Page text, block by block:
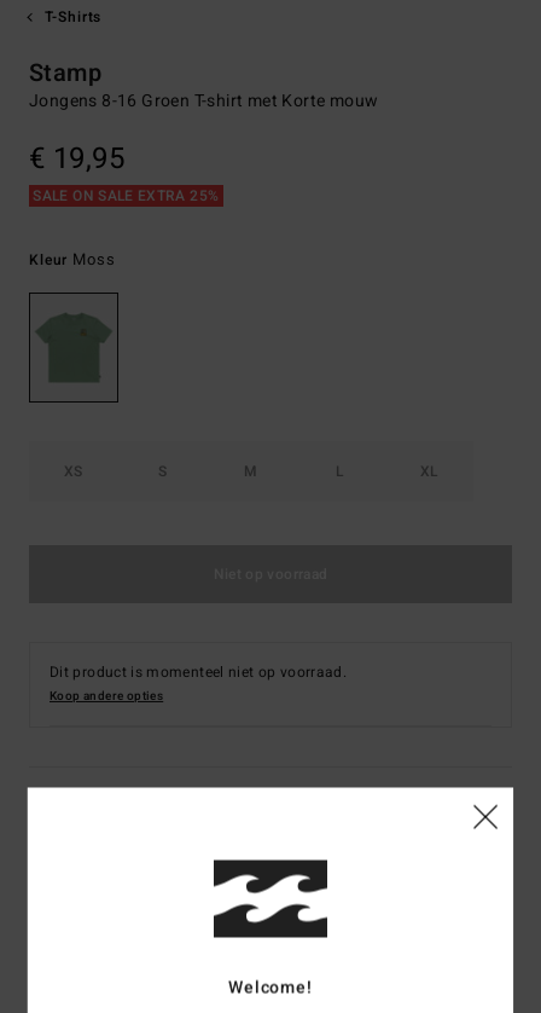
T-Shirts
Stamp
Jongens 8-16 Groen T-shirt met Korte mouw
€ 19,95
SALE ON SALE EXTRA 25%
Kleur Moss
XS S M L XL
Dit product is momenteel niet op voorraad.
Koop andere opties
Jongens 8-16 Groen T-shirt met Korte mouw
Kleurcodegla0
Welcome!